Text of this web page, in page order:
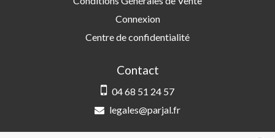
Connexion
Centre de confidentialité
Contact
04 68 51 24 57
legales@parjal.fr